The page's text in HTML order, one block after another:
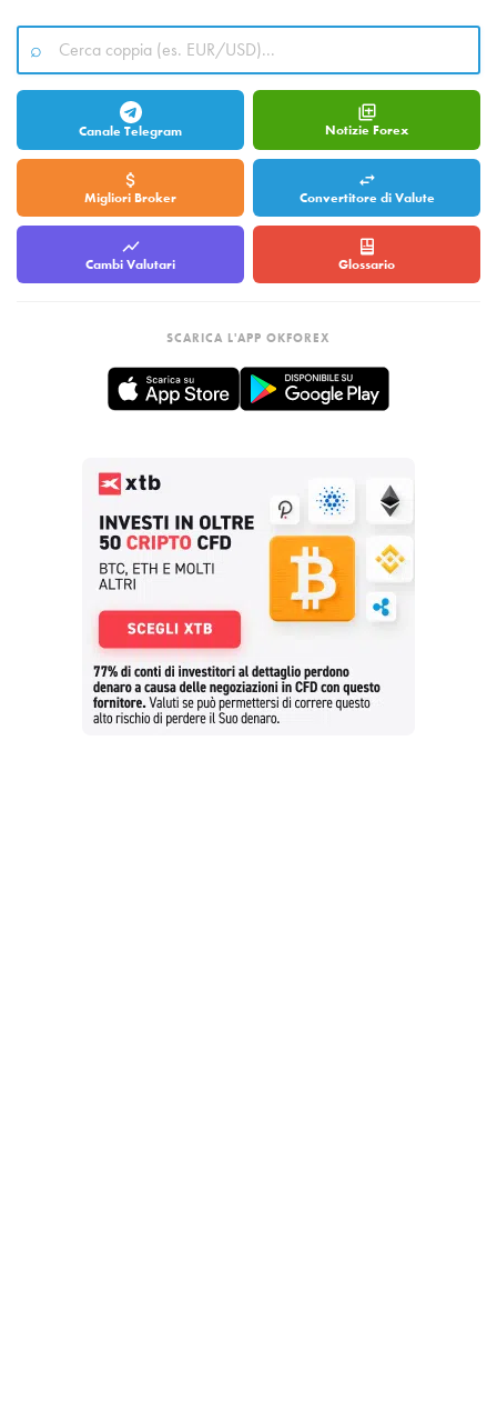
Canale Telegram Notizie Forex
Migliori Broker Convertitore di Valute
Cambi Valutari Glossario
SCARICA L'APP OKFOREX